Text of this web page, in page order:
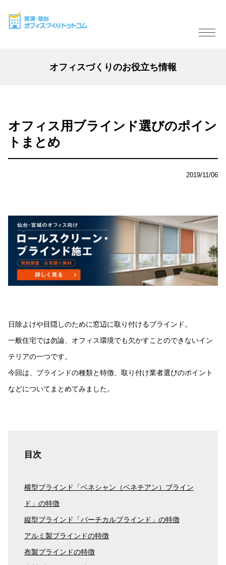
オフィスづくりのお役立ち情報
オフィス用ブラインド選びのポイン
トまとめ
2019/11/06
日除よけや目隠しのために窓辺に取り付けるブラインド。
一般住宅では勿論、オフィス環境でも欠かすことのできないイン
テリアの一つです。
今回は、ブラインドの種類と特徴、取り付け業者選びのポイント
などについてまとめてみました。
目次
横型ブラインド「ベネシャン（ベネチアン）ブライン
ド」の特徴
縦型ブラインド「バーチカルブラインド」の特徴
アルミ製ブラインドの特徴
布製ブラインドの特徴